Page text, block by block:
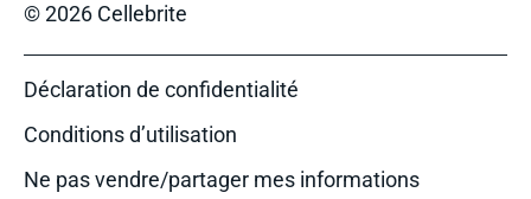
© 2026 Cellebrite
Déclaration de confidentialité
Conditions d’utilisation
Ne pas vendre/partager mes informations